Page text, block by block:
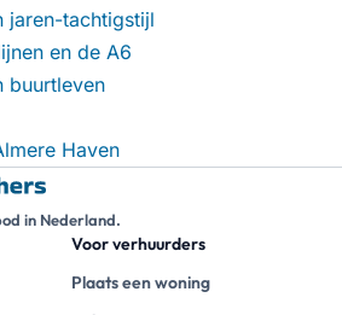
jaren-tachtigstijl
en de A6
buurtleven
Haven
in Nederland.
Voor verhuurders
Plaats een woning